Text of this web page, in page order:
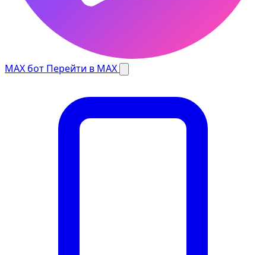
MAX бот Перейти в MAX